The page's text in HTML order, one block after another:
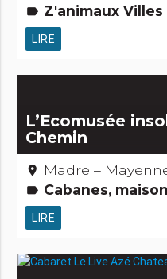
label Z'animaux Villes &
LIRE
L’Ecomusée
Chemin
place Madre –
label Cabanes, maisons, igloos, gîtes et cie Musées & Collections Hôtels,
LIRE